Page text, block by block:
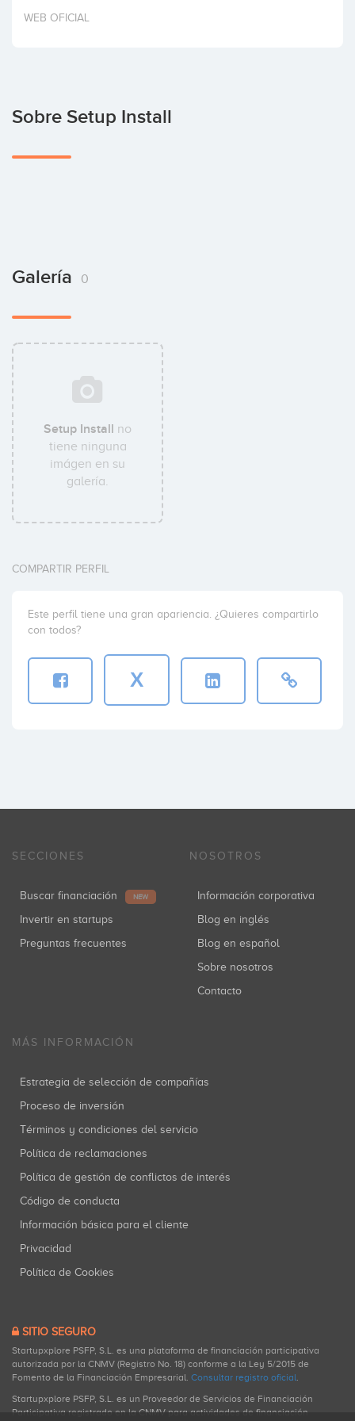
Invertir
WEB OFICIAL
Sobre Setup Install
Galería 0
Setup Install no
tiene ninguna
imágen en su
galería.
COMPARTIR PERFIL
Este perfil tiene una gran apariencia. ¿Quieres compartirlo
con todos?
X
SECCIONES
Buscar financiación NEW
Invertir en startups
Preguntas frecuentes
NOSOTROS
Información corporativa
Blog en inglés
Blog en español
Sobre nosotros
Contacto
MÁS INFORMACIÓN
Estrategia de selección de compañías
Proceso de inversión
Términos y condiciones del servicio
Política de reclamaciones
Política de gestión de conflictos de interés
Código de conducta
Información básica para el cliente
Privacidad
Política de Cookies
SITIO SEGURO
Startupxplore PSFP, S.L. es una plataforma de financiación participativa
autorizada por la CNMV (Registro No. 18) conforme a la Ley 5/2015 de
Fomento de la Financiación Empresarial. Consultar registro oficial.
Startupxplore PSFP, S.L. es un Proveedor de Servicios de Financiación
Participativa registrado en la CNMV para actividades de financiación